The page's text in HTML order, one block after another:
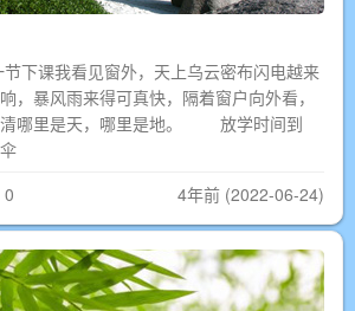
课我看见窗外，天上乌云密布闪电越来
，暴风雨来得可真快，隔着窗户向外看，
清哪里是天，哪里是地。 放学时间到
4年前 (2022-06-24)